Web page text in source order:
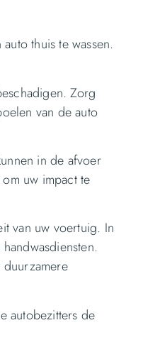
thuis te wassen.
Zorg
van de auto
in de afvoer
uw impact te
van uw voertuig. In
autobezitters de